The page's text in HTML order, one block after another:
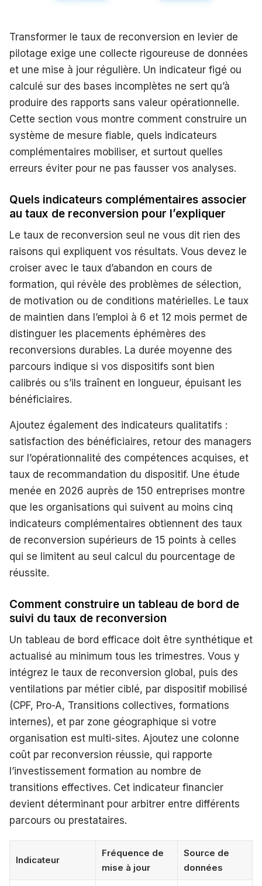
Transformer le taux de reconversion en levier de
pilotage exige une collecte rigoureuse de données
et une mise à jour régulière. Un indicateur figé ou
calculé sur des bases incomplètes ne sert qu’à
produire des rapports sans valeur opérationnelle.
Cette section vous montre comment construire un
système de mesure fiable, quels indicateurs
complémentaires mobiliser, et surtout quelles
erreurs éviter pour ne pas fausser vos analyses.
Quels indicateurs complémentaires associer
au taux de reconversion pour l’expliquer
Le taux de reconversion seul ne vous dit rien des
raisons qui expliquent vos résultats. Vous devez le
croiser avec le taux d’abandon en cours de
formation, qui révèle des problèmes de sélection,
de motivation ou de conditions matérielles. Le taux
de maintien dans l’emploi à 6 et 12 mois permet de
distinguer les placements éphémères des
reconversions durables. La durée moyenne des
parcours indique si vos dispositifs sont bien
calibrés ou s’ils traînent en longueur, épuisant les
bénéficiaires.
Ajoutez également des indicateurs qualitatifs :
satisfaction des bénéficiaires, retour des managers
sur l’opérationnalité des compétences acquises, et
taux de recommandation du dispositif. Une étude
menée en 2026 auprès de 150 entreprises montre
que les organisations qui suivent au moins cinq
indicateurs complémentaires obtiennent des taux
de reconversion supérieurs de 15 points à celles
qui se limitent au seul calcul du pourcentage de
réussite.
Comment construire un tableau de bord de
suivi du taux de reconversion
Un tableau de bord efficace doit être synthétique et
actualisé au minimum tous les trimestres. Vous y
intégrez le taux de reconversion global, puis des
ventilations par métier ciblé, par dispositif mobilisé
(CPF, Pro-A, Transitions collectives, formations
internes), et par zone géographique si votre
organisation est multi-sites. Ajoutez une colonne
coût par reconversion réussie, qui rapporte
l’investissement formation au nombre de
transitions effectives. Cet indicateur financier
devient déterminant pour arbitrer entre différents
parcours ou prestataires.
Indicateur
Fréquence de
mise à jour
Source de
données